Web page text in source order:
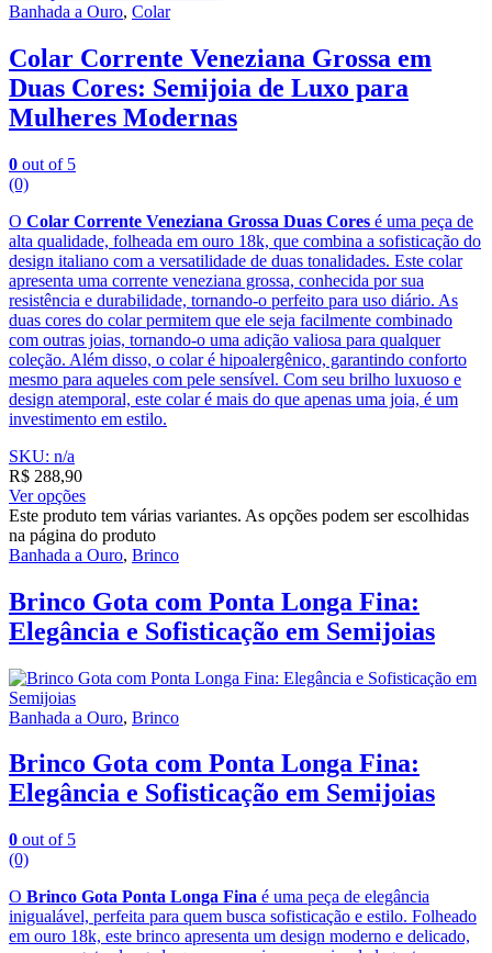
Banhada a Ouro, Colar
Colar Corrente Veneziana Grossa em
Duas Cores: Semijoia de Luxo para
Mulheres Modernas
0 out of 5
(0)
O Colar Corrente Veneziana Grossa Duas Cores é uma peça de
alta qualidade, folheada em ouro 18k, que combina a sofisticação do
design italiano com a versatilidade de duas tonalidades. Este colar
apresenta uma corrente veneziana grossa, conhecida por sua
resistência e durabilidade, tornando-o perfeito para uso diário. As
duas cores do colar permitem que ele seja facilmente combinado
com outras joias, tornando-o uma adição valiosa para qualquer
coleção. Além disso, o colar é hipoalergênico, garantindo conforto
mesmo para aqueles com pele sensível. Com seu brilho luxuoso e
design atemporal, este colar é mais do que apenas uma joia, é um
investimento em estilo.
SKU: n/a
R$ 288,90
Ver opções
Este produto tem várias variantes. As opções podem ser escolhidas
na página do produto
Banhada a Ouro, Brinco
Brinco Gota com Ponta Longa Fina:
Elegância e Sofisticação em Semijoias
Banhada a Ouro, Brinco
Brinco Gota com Ponta Longa Fina:
Elegância e Sofisticação em Semijoias
0 out of 5
(0)
O Brinco Gota Ponta Longa Fina é uma peça de elegância
inigualável, perfeita para quem busca sofisticação e estilo. Folheado
em ouro 18k, este brinco apresenta um design moderno e delicado,